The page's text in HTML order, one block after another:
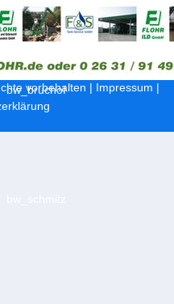
vorbehalten | Impressum |